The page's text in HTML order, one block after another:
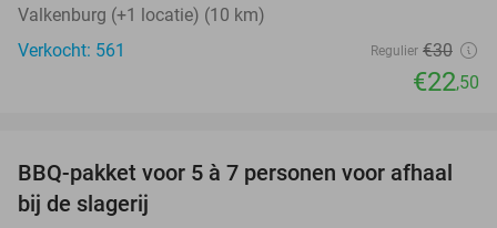
Valkenburg (+1 locatie) (10 km)
Verkocht: 561
Regulier €30
€22,50
35%
BBQ-pakket voor 5 à 7 personen voor afhaal
bij de slagerij